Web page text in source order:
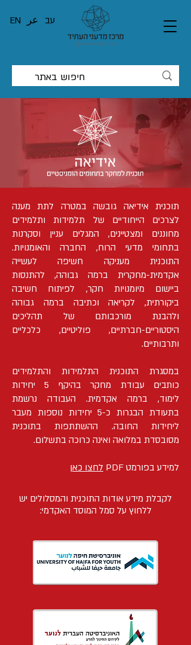
EN عر עב
תוכנית אידיאה גובשה במטרה לתת מענה
לצרכים הייחודיים של תלמידות ותלמידים
מחוננים ומצטיינים, המגלים עניין וסקרנות
בתחומי מדעי הרוח, החברה והאומנויות.
התוכנית מעניקה חשיפה לעשייה
אקדמית-מחקרית ברמה גבוהה, להתנסות
ביישום מיומנויות חקר, לפיתוח חשיבה
ביקורתית, לקריאה וכתיבה ברמה גבוהה
ולהבנת מורכבותם של תהליכים
היסטוריים-חברתיים, פוליטיים, כלכליים
ותרבותיים.
במסגרת התוכנית התלמידות והתלמידים
כותבים עבודת מחקר
בהיקף 5 יחידות
לימוד, ברמה אקדמית. העבודה נרשמת
בתעודת הבגרות
כ-5 יחידות נוספות מעבר
ליחידות החובה. ההשתתפות בתוכנית
מסובסדת במלואה ואינה כרוכה בתשלום.
למידע בפורמט PDF לחצו כאן
לקבלת מידע אודות התוכנית והמסלולים יש
ללחוץ על סמל המוסד האקדמי: